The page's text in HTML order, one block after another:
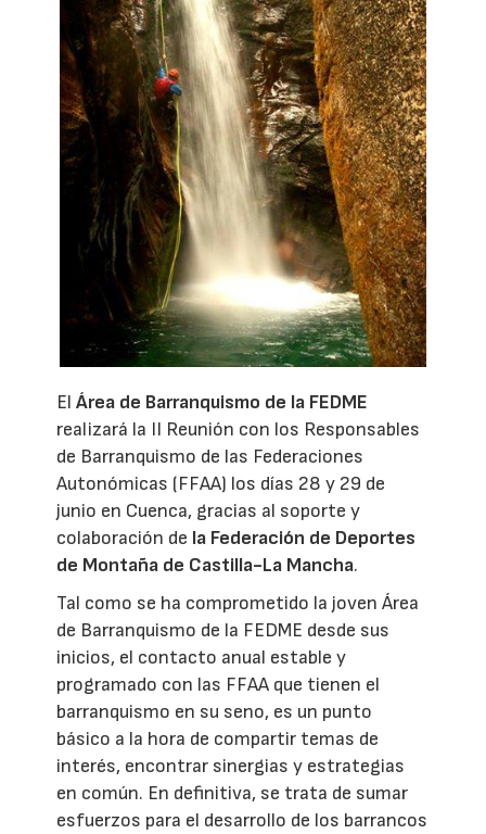
ElÁrea de Barranquismo de la FEDME
realizará la II Reunión con los Responsables
de Barranquismo de las Federaciones
Autonómicas (FFAA) los días 28 y 29 de
junio en Cuenca, gracias al soporte y
colaboración de la Federación de Deportes
de Montaña de Castilla-La Mancha.
Tal como se ha comprometido la joven Área
de Barranquismo de la FEDME desde sus
inicios, el contacto anual estable y
programado con las FFAA que tienen el
barranquismo en su seno, es un punto
básico a la hora de compartir temas de
interés, encontrar sinergias y estrategias
en común. En definitiva, se trata de sumar
esfuerzos para el desarrollo de los barrancos